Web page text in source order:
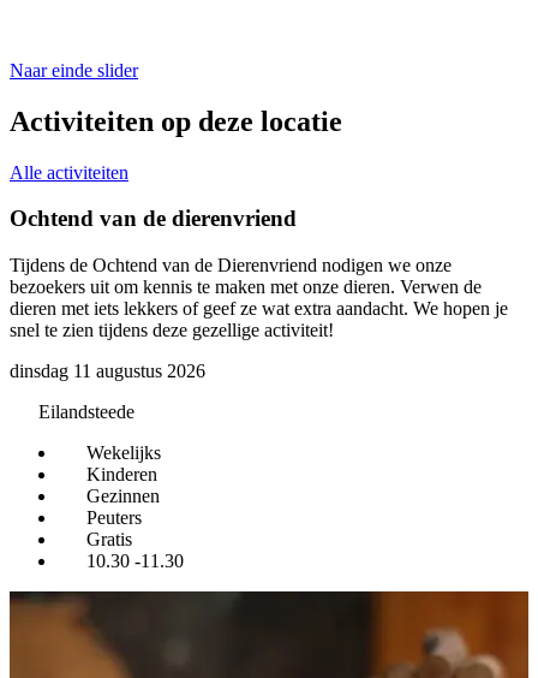
Naar einde slider
Activiteiten op deze locatie
Alle activiteiten
Ochtend van de dierenvriend
Tijdens de Ochtend van de Dierenvriend nodigen we onze
bezoekers uit om kennis te maken met onze dieren. Verwen de
dieren met iets lekkers of geef ze wat extra aandacht. We hopen je
snel te zien tijdens deze gezellige activiteit!
dinsdag 11 augustus 2026
Eilandsteede
Wekelijks
Kinderen
Gezinnen
Peuters
Gratis
10.30 -11.30